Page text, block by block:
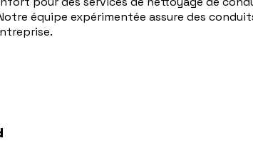
équipe expérimentée assure des